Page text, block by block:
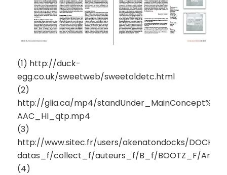
(1) http://duck-
egg.co.uk/sweetweb/sweetoldetc.html
(2)
http://glia.ca/mp4/
AAC_HI_qtp.mp4
(3)
http://www.sitec.fr/users/akenatondocks/DOCKS-
datas_f/collect_f/auteurs_f/B_f/BOOTZ_F/
(4)